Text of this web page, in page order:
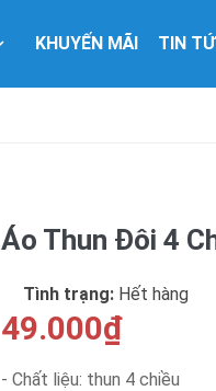
KHUYẾN MÃI TIN
Áo Thun Đôi 4
Tình trạng: Hết hàng
49.000₫
- Chất liệu: thun 4 chiều